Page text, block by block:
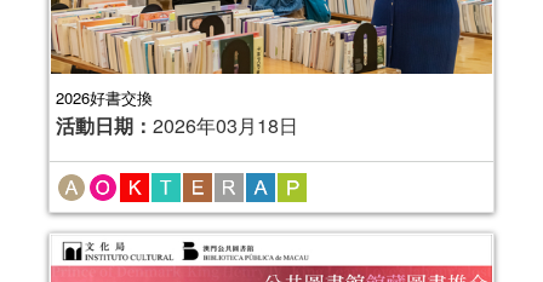
2026好書交換
活動日期： 2026年03月18日